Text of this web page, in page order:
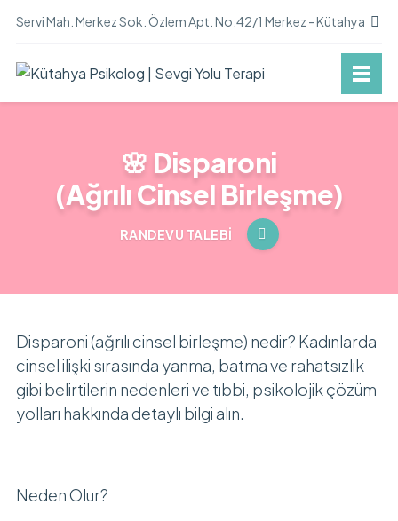
Servi Mah. Merkez Sok. Özlem Apt. No:42/1 Merkez - Kütahya
🌸 Disparoni
(Ağrılı Cinsel Birleşme)
RANDEVU TALEBI
Disparoni (ağrılı cinsel birleşme) nedir? Kadınlarda
cinsel ilişki sırasında yanma, batma ve rahatsızlık
gibi belirtilerin nedenleri ve tıbbi, psikolojik çözüm
yolları hakkında detaylı bilgi alın.
Neden Olur?